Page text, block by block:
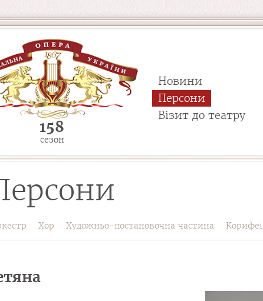
Новини
Персони
Візит до театру
158
сезон
Хор Художньо-постановочна частина Корифеї